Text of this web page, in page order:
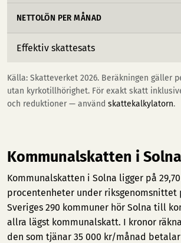
NETTOLÖN PER MÅNAD
Effektiv skattesats
Källa: Skatteverket 2026. Beräkningen gäller
utan kyrkotillhörighet. För exakt skatt
och reduktioner — använd skattekalkylatorn.
Kommunalskatten i Solna
Kommunalskatten i Solna ligger på
procentenheter under riksgenomsnittet
Sveriges 290 kommuner hör Solna till
allra lägst kommunalskatt. I kronor
den som tjänar 35 000 kr/månad